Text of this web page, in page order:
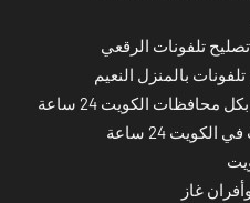
تلفونات الرقعي
بالمنزل النعيم
الكويت 24 ساعة
24 ساعة
غاز